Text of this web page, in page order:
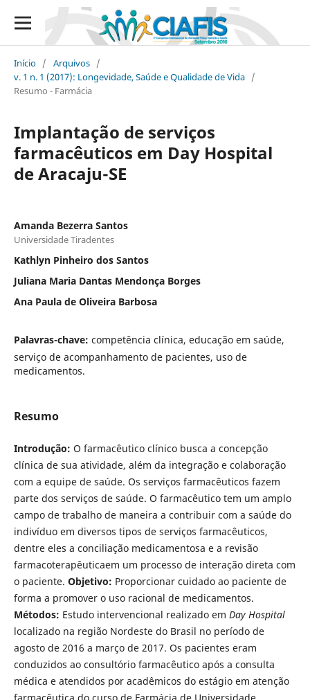
Início / Arquivos /
v. 1 n. 1 (2017): Longevidade, Saúde e Qualidade de Vida /
Resumo - Farmácia
Implantação de serviços
farmacêuticos em Day Hospital
de Aracaju-SE
Amanda Bezerra Santos
Universidade Tiradentes
Kathlyn Pinheiro dos Santos
Juliana Maria Dantas Mendonça Borges
Ana Paula de Oliveira Barbosa
Palavras-chave: competência clínica, educação em saúde,
serviço de acompanhamento de pacientes, uso de
medicamentos.
Resumo
Introdução: O farmacêutico clínico busca a concepção
clínica de sua atividade, além da integração e colaboração
com a equipe de saúde. Os serviços farmacêuticos fazem
parte dos serviços de saúde. O farmacêutico tem um amplo
campo de trabalho de maneira a contribuir com a saúde do
indivíduo em diversos tipos de serviços farmacêuticos,
dentre eles a conciliação medicamentosa e a revisão
farmacoterapêuticaem um processo de interação direta com
o paciente. Objetivo: Proporcionar cuidado ao paciente de
forma a promover o uso racional de medicamentos.
Métodos: Estudo intervencional realizado em Day Hospital
localizado na região Nordeste do Brasil no período de
agosto de 2016 a março de 2017. Os pacientes eram
conduzidos ao consultório farmacêutico após a consulta
médica e atendidos por acadêmicos do estágio em atenção